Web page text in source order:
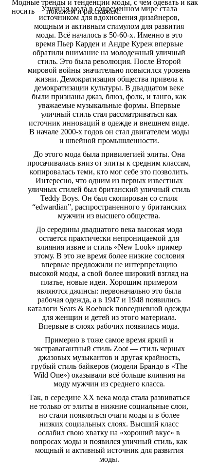
Коллекции
Мода — Осень 2013
Мода Зима 2014
Zara
Купальники
Мода Весна 2013
Модные вещи
Платья
Аксессуары
Модные тренды и тенденции моды, с чем одевать и как
носить — покажем и расскажем!
Уличная мода в современном мире стала
источником для вдохновения дизайнеров,
мощным и активным стимулом для развития
моды. Всё началось в 50-60-х. Именно в это
время Пьер Карден и Андре Куреж впервые
обратили внимание на молодежный уличный
стиль. Это была революция. После Второй
мировой войны значительно повысился уровень
жизни. Демократизация общества привела к
демократизации культуры. В двадцатом веке
были признаны джаз, блюз, фолк, и танго, как
уважаемые музыкальные формы. Впервые
уличный стиль стал рассматриваться как
источник инноваций в одежде и внешнем виде.
В начале 2000-х годов он стал двигателем моды
и швейной промышленности.
До этого мода была привилегией элиты. Она
просачивалась вниз от элиты к средним классам,
копировалась теми, кто мог себе это позволить.
Интересно, что одним из первых известных
уличных стилей был британский уличный стиль
Teddy Boys. Он был скопирован со стиля
“edwardian”, распространенного у британских
мужчин из высшего общества.
До середины двадцатого века высокая мода
остается практически непроницаемой для
влияния извне и стиль «New Look» пример
этому. В это же время более низкие сословия
впервые предложили не интерпретацию
высокой моды, а свой более широкий взгляд на
платье, новые идеи. Хорошим примером
являются джинсы: первоначально это была
рабочая одежда, а в 1947 и 1948 появились
каталоги Sears & Roebuck повседневной одежды
для женщин и детей из этого материала.
Впервые в слоях рабочих появилась мода.
Примерно в тоже самое время яркий и
экстравагантный стиль Zoot — стиль черных
джазовых музыкантов и другая крайность,
грубый стиль байкеров (модели Брандо в «The
Wild One») оказывали всё больше влияния на
моду мужчин из среднего класса.
Так, в середине ХХ века мода стала развиваться
не только от элиты в нижние социальные слои,
но стали появляться очаги моды и в более
низких социальных слоях. Высший класс
ослабил свою хватку на «хороший вкус» в
вопросах моды и появился уличный стиль, как
мощный и активный источник для развития
моды.